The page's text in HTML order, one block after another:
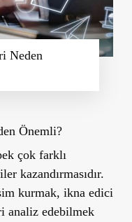
Neden
Önemli?
çok farklı
kazandırmasıdır.
kurmak, ikna edici
analiz edebilmek